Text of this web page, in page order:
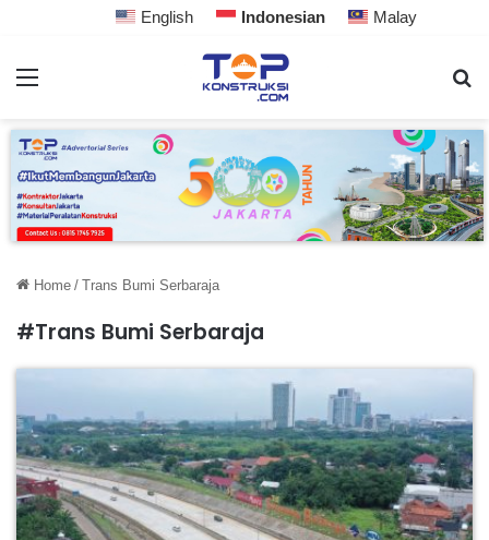
English Indonesian Malay
Home / Trans Bumi Serbaraja
#Trans Bumi Serbaraja